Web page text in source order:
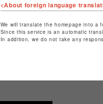
<About foreign language
We will translate the homepage into a
Since this service is an automatic
In addition, we do not take any